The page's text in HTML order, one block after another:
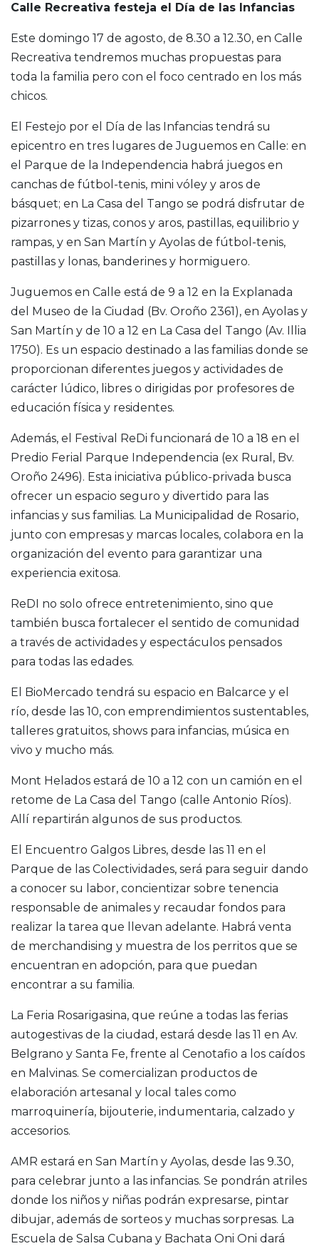
Calle Recreativa festeja el Día de las Infancias
Este domingo 17 de agosto, de 8.30 a 12.30, en Calle
Recreativa tendremos muchas propuestas para
toda la familia pero con el foco centrado en los más
chicos.
El Festejo por el Día de las Infancias tendrá su
epicentro en tres lugares de Juguemos en Calle: en
el Parque de la Independencia habrá juegos en
canchas de fútbol-tenis, mini vóley y aros de
básquet; en La Casa del Tango se podrá disfrutar de
pizarrones y tizas, conos y aros, pastillas, equilibrio y
rampas, y en San Martín y Ayolas de fútbol-tenis,
pastillas y lonas, banderines y hormiguero.
Juguemos en Calle está de 9 a 12 en la Explanada
del Museo de la Ciudad (Bv. Oroño 2361), en Ayolas y
San Martín y de 10 a 12 en La Casa del Tango (Av. Illia
1750). Es un espacio destinado a las familias donde se
proporcionan diferentes juegos y actividades de
carácter lúdico, libres o dirigidas por profesores de
educación física y residentes.
Además, el Festival ReDi funcionará de 10 a 18 en el
Predio Ferial Parque Independencia (ex Rural, Bv.
Oroño 2496). Esta iniciativa público-privada busca
ofrecer un espacio seguro y divertido para las
infancias y sus familias. La Municipalidad de Rosario,
junto con empresas y marcas locales, colabora en la
organización del evento para garantizar una
experiencia exitosa.
ReDI no solo ofrece entretenimiento, sino que
también busca fortalecer el sentido de comunidad
a través de actividades y espectáculos pensados
para todas las edades.
El BioMercado tendrá su espacio en Balcarce y el
río, desde las 10, con emprendimientos sustentables,
talleres gratuitos, shows para infancias, música en
vivo y mucho más.
Mont Helados estará de 10 a 12 con un camión en el
retome de La Casa del Tango (calle Antonio Ríos).
Allí repartirán algunos de sus productos.
El Encuentro Galgos Libres, desde las 11 en el
Parque de las Colectividades, será para seguir dando
a conocer su labor, concientizar sobre tenencia
responsable de animales y recaudar fondos para
realizar la tarea que llevan adelante. Habrá venta
de merchandising y muestra de los perritos que se
encuentran en adopción, para que puedan
encontrar a su familia.
La Feria Rosarigasina, que reúne a todas las ferias
autogestivas de la ciudad, estará desde las 11 en Av.
Belgrano y Santa Fe, frente al Cenotafio a los caídos
en Malvinas. Se comercializan productos de
elaboración artesanal y local tales como
marroquinería, bijouterie, indumentaria, calzado y
accesorios.
AMR estará en San Martín y Ayolas, desde las 9.30,
para celebrar junto a las infancias. Se pondrán atriles
donde los niños y niñas podrán expresarse, pintar
dibujar, además de sorteos y muchas sorpresas. La
Escuela de Salsa Cubana y Bachata Oni Oni dará